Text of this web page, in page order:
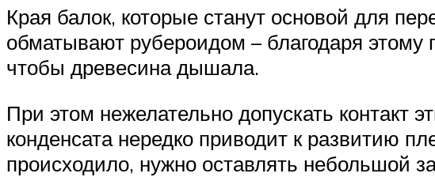
Края балок, которые станут основой для
обматывают рубероидом – благодаря
чтобы древесина дышала.
При этом нежелательно допускать контакт
конденсата нередко приводит к развитию
происходило, нужно оставлять небольшой